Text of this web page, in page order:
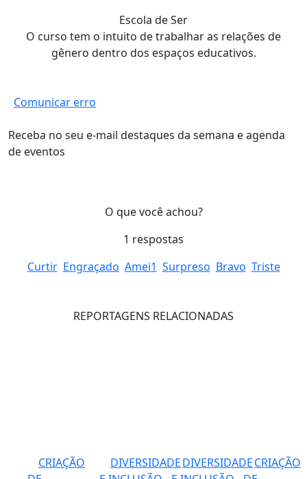
Escola de Ser
O curso tem o intuito de trabalhar as relações de
gênero dentro dos espaços educativos.
Comunicar erro
Receba no seu e-mail destaques da semana e agenda
de eventos
O que você achou?
1 respostas
Curtir Engraçado Amei1 Surpreso Bravo Triste
REPORTAGENS RELACIONADAS
CRIAÇÃO
DIVERSIDADEDIVERSIDADECRIAÇÃO